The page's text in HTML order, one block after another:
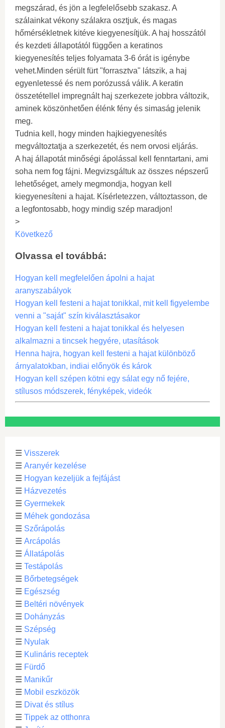
megszárad, és jön a legfelelősebb szakasz. A
szálainkat vékony szálakra osztjuk, és magas
hőmérsékletnek kitéve kiegyenesítjük. A haj hosszától
és kezdeti állapotától függően a keratinos
kiegyenesítés teljes folyamata 3-6 órát is igénybe
vehet.Minden sérült fürt "forrasztva" látszik, a haj
egyenletessé és nem porózussá válik. A keratin
összetétellel impregnált haj szerkezete jobbra változik,
aminek köszönhetően élénk fény és simaság jelenik
meg.
Tudnia kell, hogy minden hajkiegyenesítés
megváltoztatja a szerkezetét, és nem orvosi eljárás.
A haj állapotát minőségi ápolással kell fenntartani, ami
soha nem fog fájni. Megvizsgáltuk az összes népszerű
lehetőséget, amely megmondja, hogyan kell
kiegyenesíteni a hajat. Kísérletezzen, változtasson, de
a legfontosabb, hogy mindig szép maradjon!
>
Következő
Olvassa el továbbá:
Hogyan kell megfelelően ápolni a hajat
aranyszabályok
Hogyan kell festeni a hajat tonikkal, mit kell figyelembe
venni a "saját" szín kiválasztásakor
Hogyan kell festeni a hajat tonikkal és helyesen
alkalmazni a tincsek hegyére, utasítások
Henna hajra, hogyan kell festeni a hajat különböző
árnyalatokban, indiai előnyök és károk
Hogyan kell szépen kötni egy sálat egy nő fejére,
stílusos módszerek, fényképek, videók
☰ Visszerek
☰ Aranyér kezelése
☰ Hogyan kezeljük a fejfájást
☰ Házvezetés
☰ Gyermekek
☰ Méhek gondozása
☰ Szőrápolás
☰ Arcápolás
☰ Állatápolás
☰ Testápolás
☰ Bőrbetegségek
☰ Egészség
☰ Beltéri növények
☰ Dohányzás
☰ Szépség
☰ Nyulak
☰ Kulináris receptek
☰ Fürdő
☰ Manikűr
☰ Mobil eszközök
☰ Divat és stílus
☰ Tippek az otthonra